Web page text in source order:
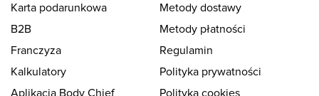
Karta podarunkowa
Metody dostawy
B2B
Metody płatności
Franczyza
Regulamin
Kalkulatory
Polityka prywatności
Aplikacja Body Chief
Polityka cookies